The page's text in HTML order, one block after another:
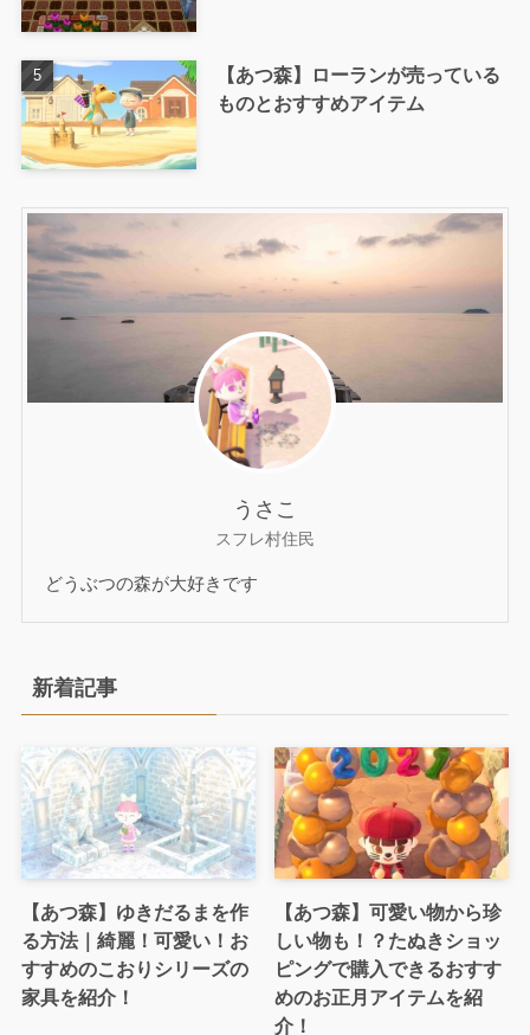
【あつ森】ローランが売っている
ものとおすすめアイテム
うさこ
スフレ村住民
どうぶつの森が大好きです
新着記事
【あつ森】ゆきだるまを作
る方法｜綺麗！可愛い！お
すすめのこおりシリーズの
家具を紹介！
【あつ森】可愛い物から珍
しい物も！？たぬきショッ
ピングで購入できるおすす
めのお正月アイテムを紹
介！